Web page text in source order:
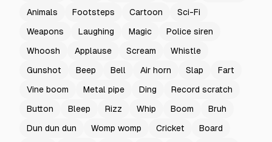
Animals
Footsteps Cartoon
Sci-Fi
Weapons
Laughing Magic
Police siren
Whoosh
Applause Scream
Whistle
Gunshot
Beep Bell Air horn Slap
Fart
Vine boom
Metal pipe Ding
Record scratch
Button
Bleep Rizz Whip Boom
Bruh
Dun dun dun
Womp womp Cricket
Board